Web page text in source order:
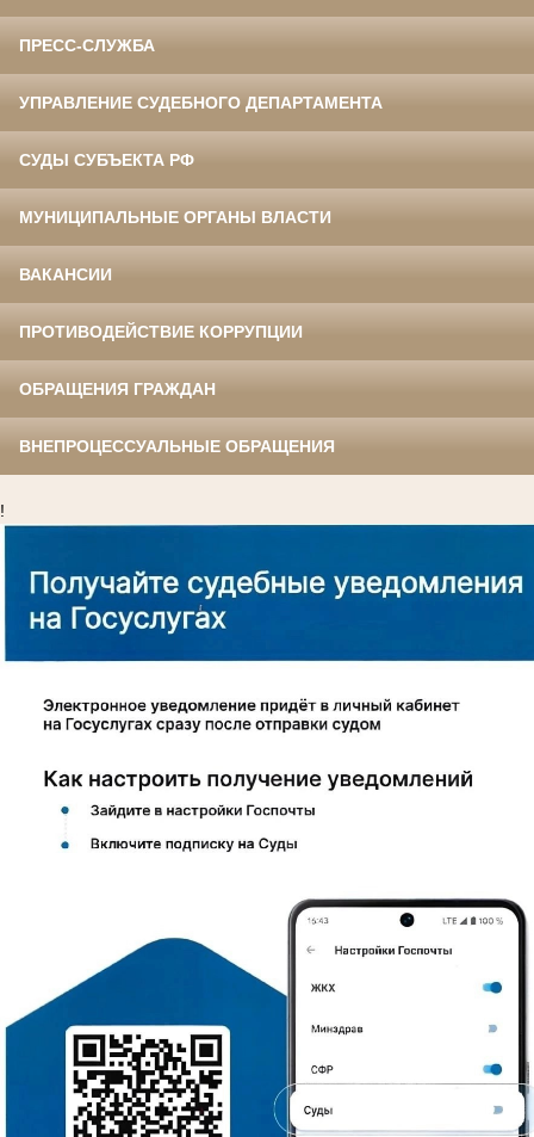
ПРЕСС-СЛУЖБА
УПРАВЛЕНИЕ СУДЕБНОГО ДЕПАРТАМЕНТА
СУДЫ СУБЪЕКТА РФ
МУНИЦИПАЛЬНЫЕ ОРГАНЫ ВЛАСТИ
ВАКАНСИИ
ПРОТИВОДЕЙСТВИЕ КОРРУПЦИИ
ОБРАЩЕНИЯ ГРАЖДАН
ВНЕПРОЦЕССУАЛЬНЫЕ ОБРАЩЕНИЯ
!